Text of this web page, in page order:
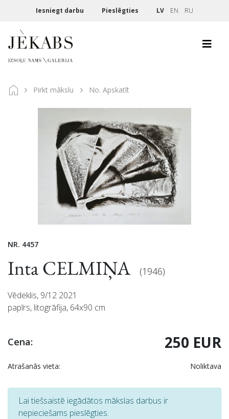
Iesniegt darbu Pieslēgties LV EN RU
Pirkt mākslu No. Apskatīt
NR. 4457
Inta CELMIŅA (1946)
Vēdeklis, 9/12 2021
papīrs, litogrāfija, 64x90 cm
Cena: 250 EUR
Atrašanās vieta: Noliktava
Lai tiešsaistē iegādātos mākslas darbus ir
nepieciešams pieslēgties.